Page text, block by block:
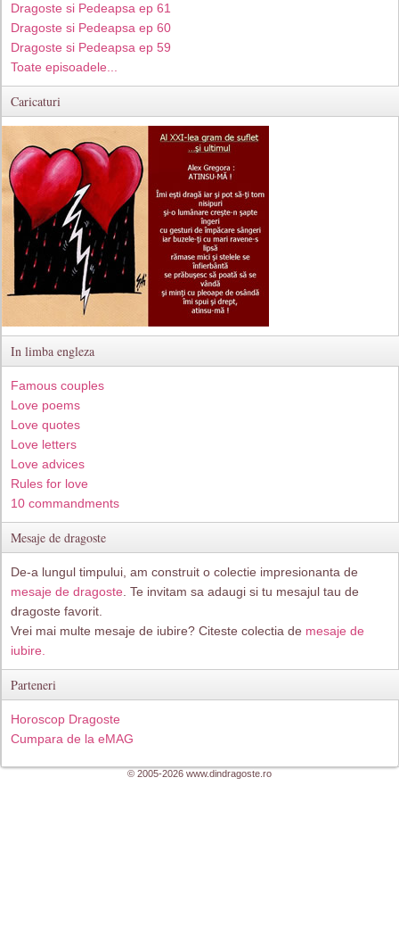
Dragoste si Pedeapsa ep 61
Dragoste si Pedeapsa ep 60
Dragoste si Pedeapsa ep 59
Toate episoadele...
Caricaturi
In limba engleza
Famous couples
Love poems
Love quotes
Love letters
Love advices
Rules for love
10 commandments
Mesaje de dragoste
De-a lungul timpului, am construit o colectie impresionanta de
mesaje de dragoste . Te invitam sa adaugi si tu mesajul tau de
dragoste favorit.
Vrei mai multe mesaje de iubire? Citeste colectia de mesaje de
iubire.
Parteneri
Horoscop Dragoste
Cumpara de la eMAG
© 2005-2026 www.dindragoste.ro